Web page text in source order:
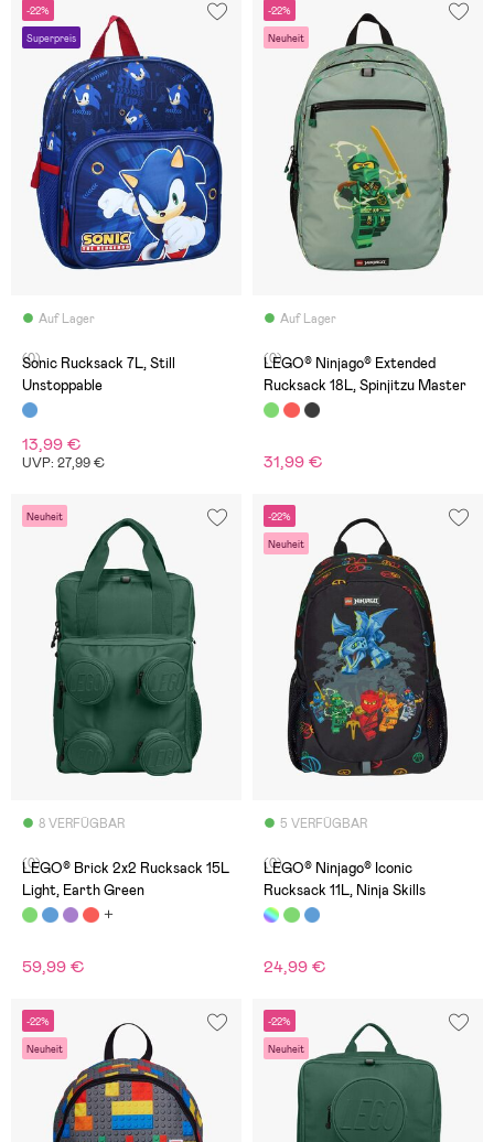
-22%
Superpreis
Auf Lager
(0)
Sonic Rucksack 7L, Still
Unstoppable
13,99 €
UVP: 27,99 €
-22%
Neuheit
Auf Lager
(0)
LEGO® Ninjago® Extended
Rucksack 18L, Spinjitzu Master
31,99 €
Neuheit
8 VERFÜGBAR
(0)
LEGO® Brick 2x2 Rucksack 15L
Light, Earth Green
59,99 €
-22%
Neuheit
5 VERFÜGBAR
(0)
LEGO® Ninjago® Iconic
Rucksack 11L, Ninja Skills
24,99 €
-22%
Neuheit
-22%
Neuheit